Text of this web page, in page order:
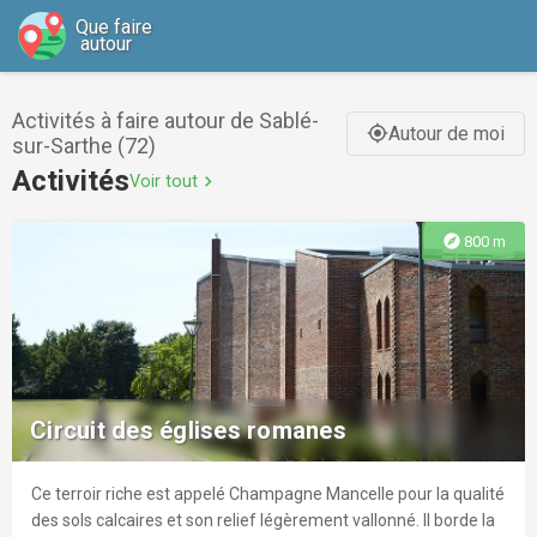
Que faire
autour
Activités à faire autour de Sablé-
sur-Sarthe (72)
gps_fixedAutour de moi
ActivitésVoir tout chevron_right
explore 800 m
Circuit des églises romanes
Ce terroir riche est appelé Champagne Mancelle pour la qualité
des sols calcaires et son relief légèrement vallonné. Il borde la